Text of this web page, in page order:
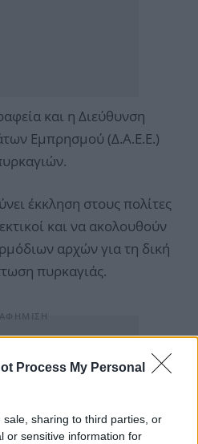
Process My Personal
sharing to third parties, or
or sensitive information for
και η Διεύθυνση
Εμπρησμού (Δ.Α.Ε.Ε.)
έκκληση στους πολίτες
και να ακολουθούν
αρχών για τη δική
πυρκαγιάς.